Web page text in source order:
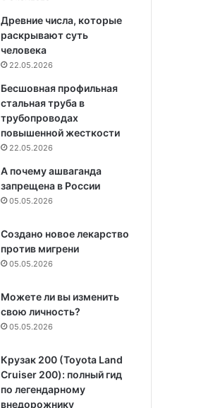
Древние числа, которые
раскрывают суть
человека
22.05.2026
Бесшовная профильная
стальная труба в
трубопроводах
повышенной жесткости
22.05.2026
А почему ашваганда
запрещена в России
05.05.2026
Создано новое лекарство
против мигрени
05.05.2026
Можете ли вы изменить
свою личность?
05.05.2026
Крузак 200 (Toyota Land
Cruiser 200): полный гид
по легендарному
внедорожнику